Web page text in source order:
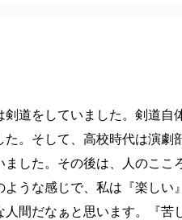
剣道をしていました。剣道自
た。そして、高校時代は演劇
ました。その後は、人のこ
ような感じで、私は『楽しい
人間だなぁと思います。『